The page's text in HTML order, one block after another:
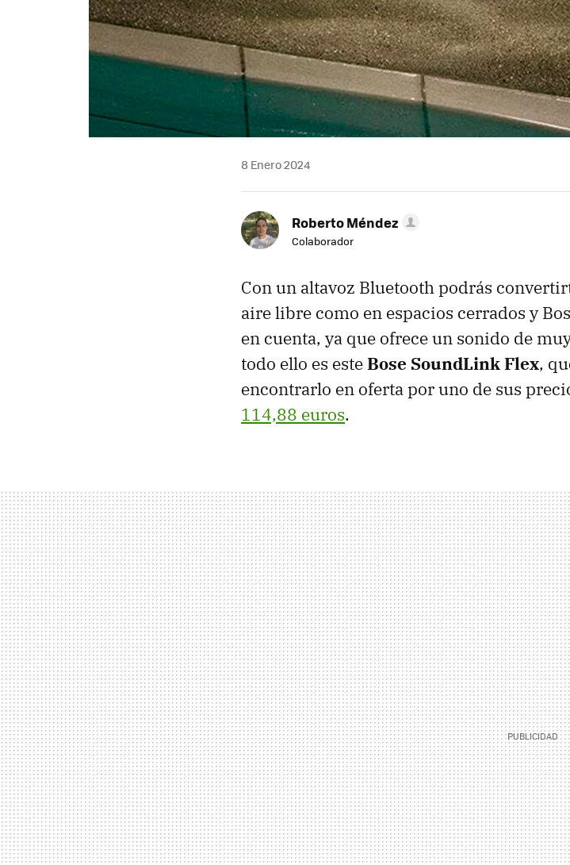
8 Enero 2024
Roberto Méndez
Colaborador
Con un altavoz Bluetooth podrás
aire libre como en espacios cerrados y
en cuenta, ya que ofrece un sonido de
todo ello es esteBose SoundLink Flex,
encontrarlo en oferta por uno de sus
114,88 euros.